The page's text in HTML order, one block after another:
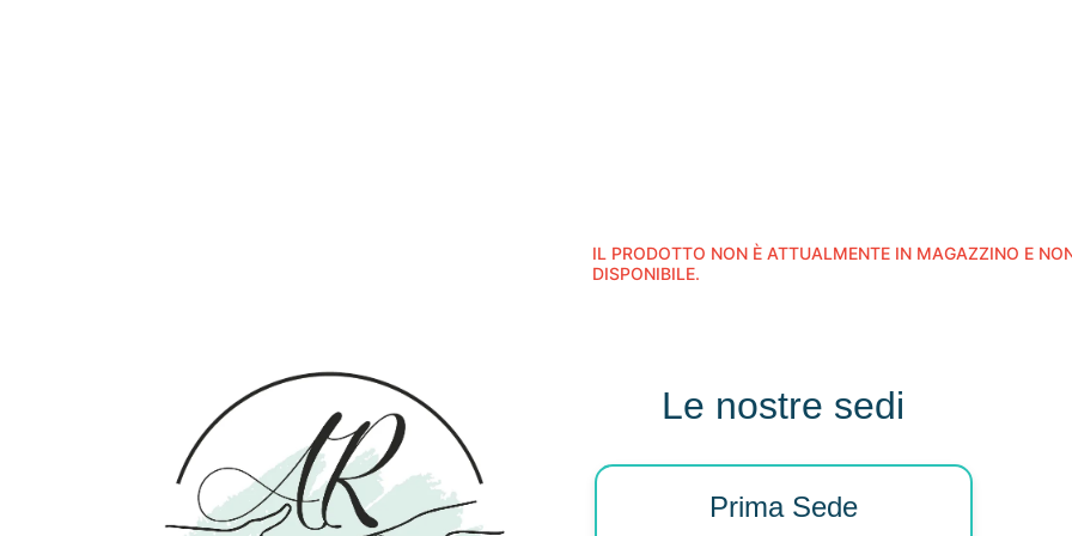
IL PRODOTTO NON È ATTUALMENTE IN MAGAZZINO E
DISPONIBILE.
Le nostre sedi
Prima Sede